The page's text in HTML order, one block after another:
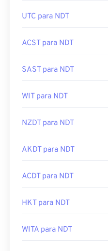
UTC para NDT
ACST para NDT
SAST para NDT
WIT para NDT
NZDT para NDT
AKDT para NDT
ACDT para NDT
HKT para NDT
WITA para NDT